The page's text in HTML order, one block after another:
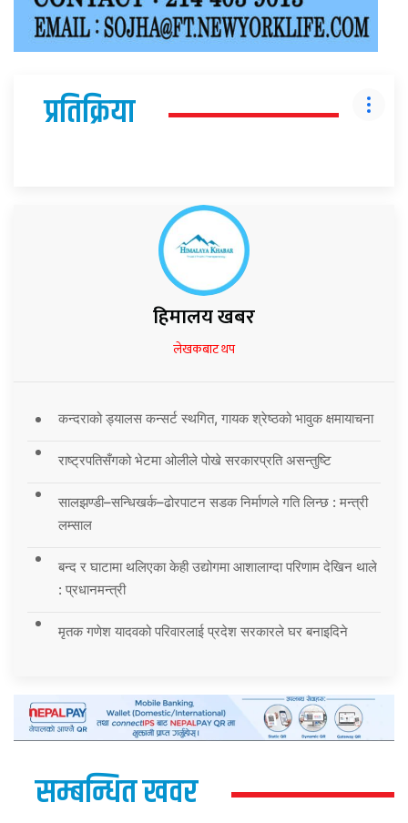
प्रतिक्रिया
हिमालय खबर
लेखकबाट थप
कन्दराको ड्यालस कन्सर्ट स्थगित, गायक श्रेष्ठको भावुक क्षमायाचना
राष्ट्रपतिसँगको भेटमा ओलीले पोखे सरकारप्रति असन्तुष्टि
सालझण्डी–सन्धिखर्क–ढोरपाटन सडक निर्माणले गति लिन्छ : मन्त्री
लम्साल
बन्द र घाटामा थलिएका केही उद्योगमा आशालाग्दा परिणाम देखिन थाले
: प्रधानमन्त्री
मृतक गणेश यादवको परिवारलाई प्रदेश सरकारले घर बनाइदिने
सम्बन्धित खवर